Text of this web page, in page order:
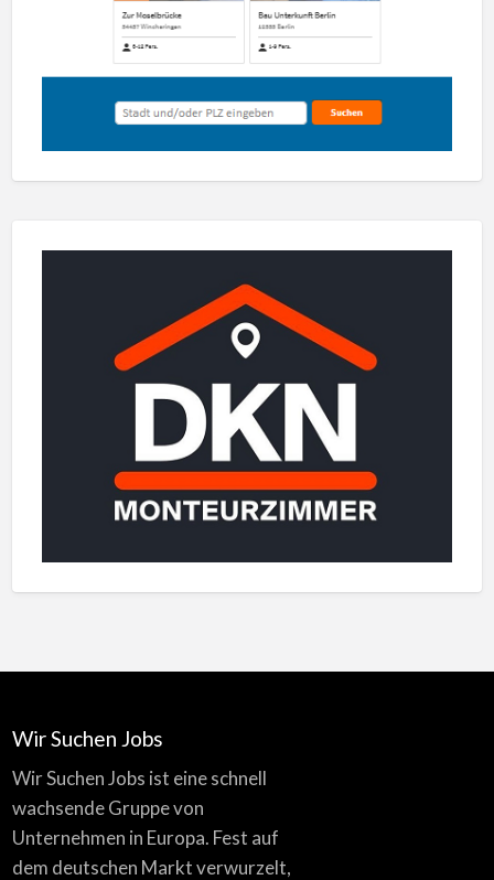
Wir Suchen Jobs
Wir Suchen Jobs ist eine schnell
wachsende Gruppe von
Unternehmen in Europa. Fest auf
dem deutschen Markt verwurzelt,